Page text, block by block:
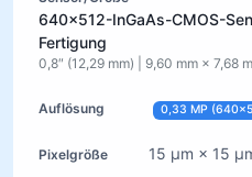
640×512-InGaAs-CMOS-
Fertigung
0,8″ (12,29 mm) | 9,60 mm × 7,68
0,33 MP
15 µm × 15